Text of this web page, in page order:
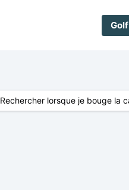
Rechercher lorsque je bouge la